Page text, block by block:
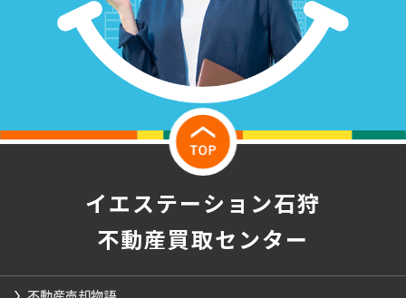
イエステーション石狩
不動産買取センター